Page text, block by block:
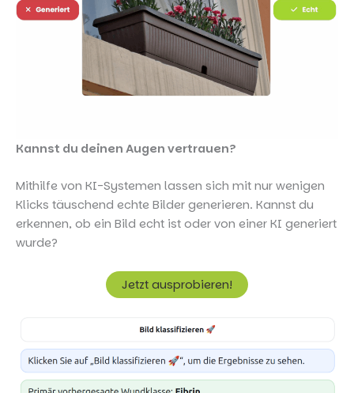
Kannst du deinen Augen vertrauen?
Mithilfe von KI-Systemen lassen sich mit nur wenigen
Klicks täuschend echte Bilder generieren. Kannst du
erkennen, ob ein Bild echt ist oder von einer KI generiert
wurde?
Jetzt ausprobieren!